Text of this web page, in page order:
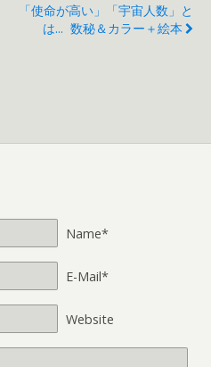
「使命が高い」「宇宙人数」と
は... 数秘＆カラー＋絵本
Name*
E-Mail*
Website